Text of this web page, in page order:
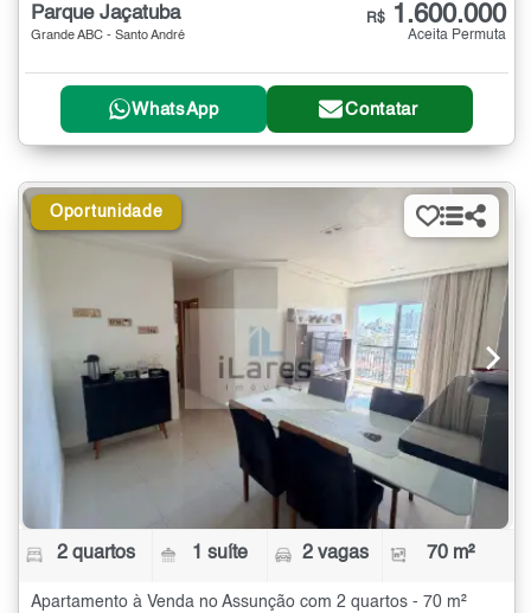
Parque Jaçatuba
Grande ABC - Santo André
R$ 1.600.000
Aceita Permuta
WhatsApp Contatar
Oportunidade
2 quartos 1 suíte 2 vagas 70 m²
Apartamento à Venda no Assunção com 2 quartos - 70 m²